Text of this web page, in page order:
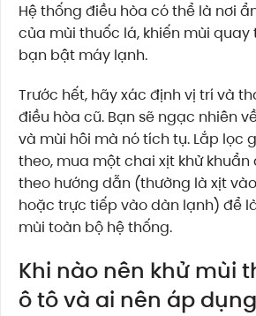
Hệ thống điều hòa có thể là nơi
của mùi thuốc lá, khiến mùi quay
bạn bật máy lạnh.
Trước hết, hãy xác định vị trí và
điều hòa cũ. Bạn sẽ ngạc nhiên
và mùi hôi mà nó tích tụ. Lắp lọc
theo, mua một chai xịt khử
theo hướng dẫn (thường là xịt
hoặc trực tiếp vào dàn lạnh) để
mùi toàn bộ hệ thống.
Khi nào nên khử mùi
ô tô và ai nên áp